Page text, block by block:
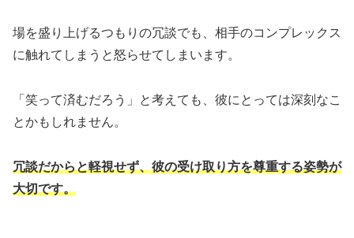
場を盛り上げるつもりの冗談でも、相手のコンプレックス
に触れてしまうと怒らせてしまいます。
「笑って済むだろう」と考えても、彼にとっては深刻なこ
とかもしれません。
冗談だからと軽視せず、彼の受け取り方を尊重する姿勢が
大切です。